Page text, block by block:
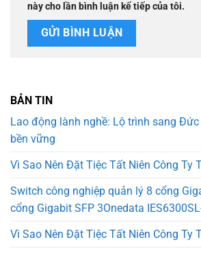
này cho lần bình luận kế tiếp của tôi.
BẢN TIN
Lao động lành nghề: Lộ trình sang
bền vững
Vì Sao Nên Đặt Tiệc Tất Niên Công Ty
Switch công nghiệp quản lý 8 cổng
cổng Gigabit SFP 3Onedata
Vì Sao Nên Đặt Tiệc Tất Niên Công Ty